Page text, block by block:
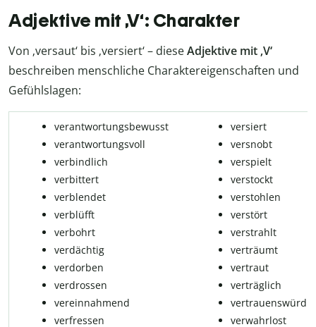
Adjektive mit ‚V‘: Charakter
Von ‚versaut‘ bis ‚versiert‘ – dieseAdjektive mit ‚V‘
beschreiben menschliche Charaktereigenschaften und
Gefühlslagen:
verantwortungsbewusst
verantwortungsvoll
verbindlich
verbittert
verblendet
verblüfft
verbohrt
verdächtig
verdorben
verdrossen
vereinnahmend
verfressen
versiert
versnobt
verspielt
verstockt
verstohlen
verstört
verstrahlt
verträumt
vertraut
verträglich
vertrauenswürdig
verwahrlost